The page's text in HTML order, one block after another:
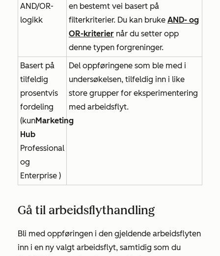
AND/OR-
logikk
en bestemt vei basert på
filterkriterier. Du kan bruke AND- og
OR-kriterier når du setter opp
denne typen forgreninger.
Basert på
tilfeldig
prosentvis
fordeling
(kunMarketing
Hub
Professional
og
Enterprise )
Del oppføringene som ble med i
undersøkelsen, tilfeldig inn i like
store grupper for eksperimentering
med arbeidsflyt.
Gå til arbeidsflythandling
Bli med oppføringen i den gjeldende arbeidsflyten
inn i en ny valgt arbeidsflyt, samtidig som du